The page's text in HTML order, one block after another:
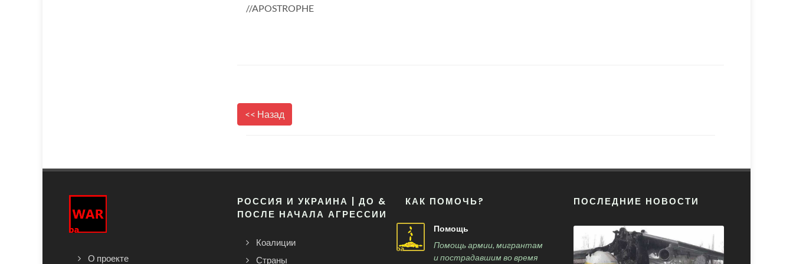
//APOSTROPHE
<< Назад
О проекте
РОССИЯ И УКРАИНА | ДО &
ПОСЛЕ НАЧАЛА АГРЕССИИ
Коалиции
Страны
КАК ПОМОЧЬ?
Помощь
Помощь армии, мигрантам
и пострадавшим во время
ПОСЛЕДНИЕ НОВОСТИ